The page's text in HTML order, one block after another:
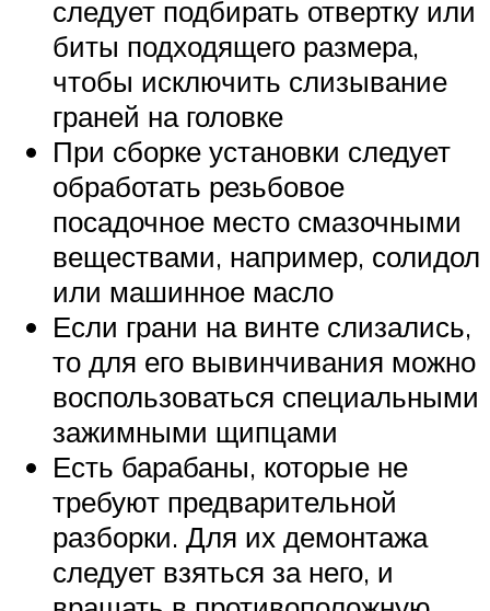
следует подбирать отвертку или
биты подходящего размера,
чтобы исключить слизывание
граней на головке
При сборке установки следует
обработать резьбовое
посадочное место смазочными
веществами, например, солидол
или машинное масло
Если грани на винте слизались,
то для его вывинчивания можно
воспользоваться специальными
зажимными щипцами
Есть барабаны, которые не
требуют предварительной
разборки. Для их демонтажа
следует взяться за него, и